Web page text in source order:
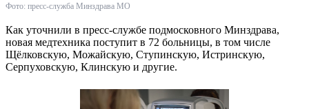
Фото: пресс-служба Минздрава МО
Как уточнили в пресс-службе подмосковного Минздрава,
новая медтехника поступит в 72 больницы, в том числе
Щёлковскую, Можайскую, Ступинскую, Истринскую,
Серпуховскую, Клинскую и другие.